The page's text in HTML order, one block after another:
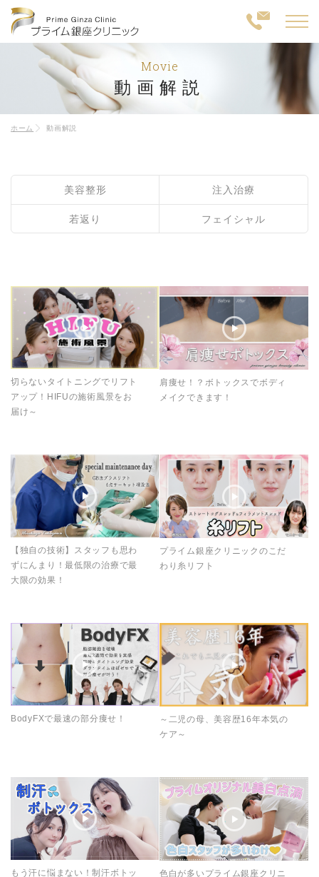
Movie
動画解説
ホーム 動画解説
美容整形 注入治療
若返り フェイシャル
切らないタイトニングでリフト
アップ！HIFUの施術風景をお
届け～
肩痩せ！？ボトックスでボディ
メイクできます！
【独自の技術】スタッフも思わ
ずにんまり！最低限の治療で最
大限の効果！
プライム銀座クリニックのこだ
わり糸リフト
BodyFXで最速の部分痩せ！
～二児の母、美容歴16年本気の
ケア～
もう汗に悩まない！制汗ボトッ
色白が多いプライム銀座クリニ